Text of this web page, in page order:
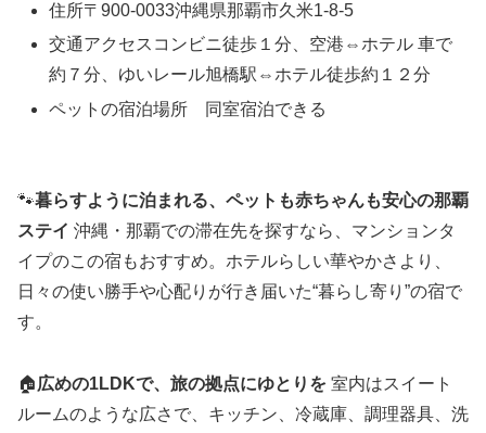
住所〒900-0033沖縄県那覇市久米1-8-5
交通アクセスコンビニ徒歩１分、空港⇔ホテル 車で
約７分、ゆいレール旭橋駅⇔ホテル徒歩約１２分
ペットの宿泊場所 同室宿泊できる
🐾暮らすように泊まれる、ペットも赤ちゃんも安心の那覇
ステイ 沖縄・那覇での滞在先を探すなら、マンションタ
イプのこの宿もおすすめ。ホテルらしい華やかさより、
日々の使い勝手や心配りが行き届いた“暮らし寄り”の宿で
す。
🏠広めの1LDKで、旅の拠点にゆとりを 室内はスイート
ルームのような広さで、キッチン、冷蔵庫、調理器具、洗